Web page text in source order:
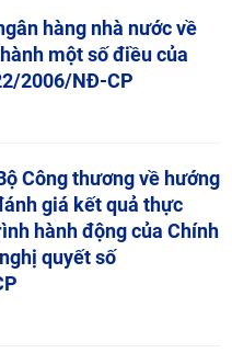
hàng nhà nước về
một số điều của
2006/NĐ-CP
Công thương về hướng
giá kết quả thực
hành động của Chính
quyết số